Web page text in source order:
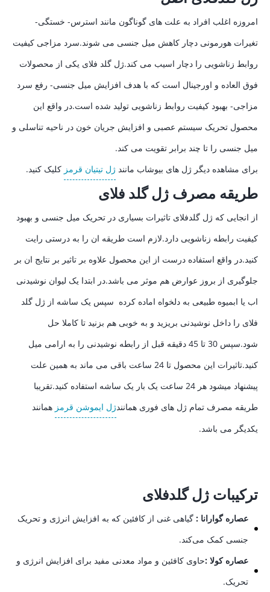
امروزه اغلب افراد به علت های گوناگون مانند استرس- خستگی-
تغیرات هورمونی دچار کاهش میل جنسی می شوند.سرد مزاجی کیفیت
روابط زناشویی را دچار اسیب می کند.ژل گلد فلای یکی از محصولات
فوق العاده و اورجینال است که با هدف افزایش میل جنسی- رفع سرد
مزاجی- بهبود کیفیت روابط زناشویی تولید شده است.در واقع این
محصول تحریک سیستم عصبی و افزایش جریان خون در ناحیه تناسلی و
میل جنسی را تا چند برابر تقویت می کند.
برای مشاهده دیگر ژل های بیوشاب مانند ژل تیتیان قرمز کلیک کنید.
طریقه مصرف ژل گلد فلای
از انجایی که ژل گلدفلای تاثیرات بسیاری در تحریک میل جنسی و بهبود
کیفیت رابطه زناشویی دارد.لازم است طریقه ان را به درستی رایت
کنید.در واقع استفاده درست از این محصول علاوه بر تاثیر بر نتایج ان بر
جلوگیری از بروز عوارض هم موثر می باشد.در ابتدا یک لیوان نوشیدنی
اب یا ابمیوه طبیعی به دلخواه اماده کرده سپس یک ساشه از ژل گلد
فلای را داخل نوشیدنی بریزید و به خوبی هم بزنید تا کاملا حل
شود.سپس 30 تا 45 دقیقه قبل از رابطه نوشیدنی را به ارامی میل
کنید.تاثیرات این محصول تا 24 ساعت باقی می ماند به همین علت
پیشنهاد میشود هر 24 ساعت یک بار یک ساشه استفاده کنید.تقریبا
طریقه مصرف تمام ژل های فوری همانندژل ایموشن قرمز همانند
یکدیگر می باشد.
ترکیبات ژل گلدفلای
عصاره گوارانا : گیاهی غنی از کافئین که به افزایش انرژی و تحریک
جنسی کمک می‌کند.
عصاره کولا :حاوی کافئین و مواد معدنی مفید برای افزایش انرژی و
تحریک.